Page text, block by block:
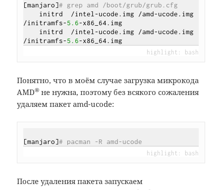
[manjaro]# grep amd /boot/grub/grub.cfg
/initramfs-5.6-x86_64.img
/initramfs-5.6
Понятно, что в моём случае загрузка микрокода
AMD® не нужна, поэтому без всякого сожаления
удаляем пакет amd-ucode:
[manjaro]# pacman -R amd-ucode
После удаления пакета запускаем